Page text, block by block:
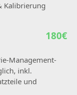
Kalibrierung
180€
Management-
inkl.
und